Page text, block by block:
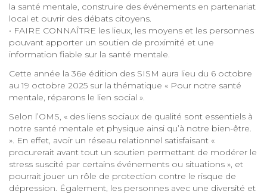
la santé mentale, construire des événements en partenariat
local et ouvrir des débats citoyens.
• FAIRE CONNAÎTRE les lieux, les moyens et les personnes
pouvant apporter un soutien de proximité et une
information fiable sur la santé mentale.
Cette année la 36e édition des SISM aura lieu du 6 octobre
au 19 octobre 2025 sur la thématique « Pour notre santé
mentale, réparons le lien social ».
Selon l’OMS, « des liens sociaux de qualité sont essentiels à
notre santé mentale et physique ainsi qu’à notre bien-être.
». En effet, avoir un réseau relationnel satisfaisant «
procurerait avant tout un soutien permettant de modérer le
stress suscité par certains événements ou situations », et
pourrait jouer un rôle de protection contre le risque de
dépression. Également, les personnes avec une diversité et